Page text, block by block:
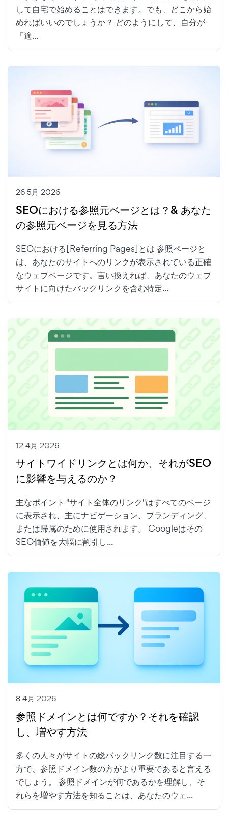
して自宅で始めることはできます。でも、どこから始
めればいいのでしょうか？ どのようにして、自分が
「適...
26 5月 2026
SEOにおける参照元ページとは？& あなた
の参照元ページを見る方法
SEOにおける[Referring Pages]とは 参照ページと
は、あなたのサイトへのリンクが表示されている正確
なウェブページです。言い換えれば、あなたのウェブ
サイトに向けたバックリンクを含む特定...
12 4月 2026
サイトワイドリンクとは何か、それがSEO
に影響を与えるのか？
主なポイント "サイト全体のリンク"はすべてのページ
に表示され、主にナビゲーション、ブランディング、
または帰属のために使用されます。 Googleはその
SEO価値を大幅に割引し...
8 4月 2026
参照ドメインとは何ですか？それを確認
し、増やす方法
多くの人々がサイトの総バックリンク数に注目する一
方で、参照ドメイン数の方がより重要であると言える
でしょう。 参照ドメインが何であるかを理解し、そ
れらを増やす方法を知ることは、あなたのウェ...